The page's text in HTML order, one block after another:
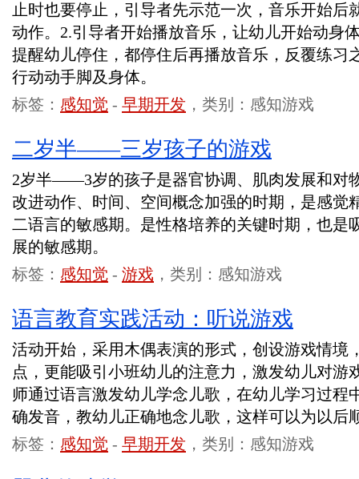
止时也要停止，引导者先示范一次，音乐开始后
动作。2.引导者开始播放音乐，让幼儿开始动身
提醒幼儿停住，都停住后再播放音乐，反覆练习
行动动手脚及身体。
标签： 感知觉 - 早期开发 ，类别：感知游戏
二岁半——三岁孩子的游戏
2岁半——3岁的孩子是器官协调、肌肉发展和对
改进动作、时间、空间概念加强的时期，是感觉
二语言的敏感期。是性格培养的关键时期，也是
展的敏感期。
标签： 感知觉 - 游戏 ，类别：感知游戏
语言教育实践活动：听说游戏
活动开始，采用木偶表演的形式，创设游戏情境
点，更能吸引小班幼儿的注意力，激发幼儿对游
师通过语言激发幼儿学念儿歌，在幼儿学习过程
确发音，教幼儿正确地念儿歌，这样可以为以后
标签： 感知觉 - 早期开发 ，类别：感知游戏